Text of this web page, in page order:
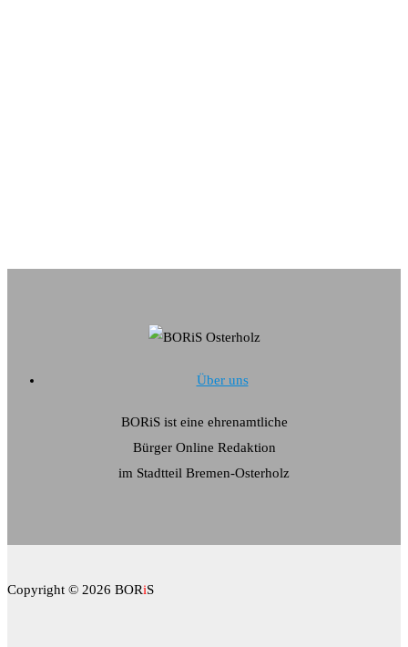
Über uns
BORiS ist eine ehrenamtliche
Bürger Online Redaktion
im Stadtteil Bremen-Osterholz
Copyright © 2026 BORiS